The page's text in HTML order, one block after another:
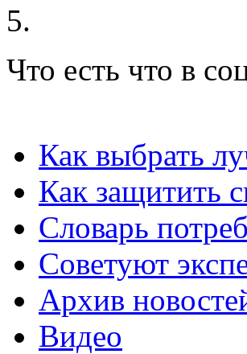
Что есть что в
Как выбрать
Как защитить
Словарь
Советуют
Архив
Видео